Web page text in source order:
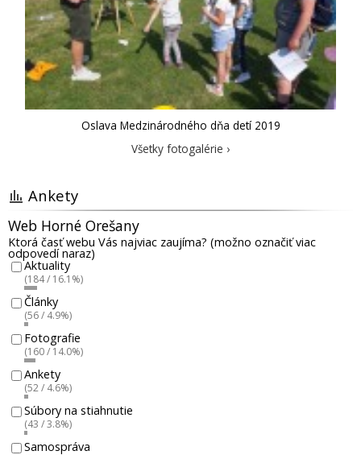
Oslava Medzinárodného dňa detí 2019
Všetky fotogalérie ›
Ankety
Web Horné Orešany
Ktorá časť webu Vás najviac zaujíma? (možno označiť viac
odpovedí naraz)
Aktuality
(184 / 16.1%)
Články
(56 / 4.9%)
Fotografie
(160 / 14.0%)
Ankety
(52 / 4.6%)
Súbory na stiahnutie
(43 / 3.8%)
Samospráva